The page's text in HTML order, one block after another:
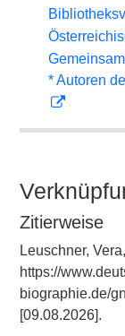
* Autoren
Zitierweise
Leuschner,
https://
biographie.de/
[09.08.2026].